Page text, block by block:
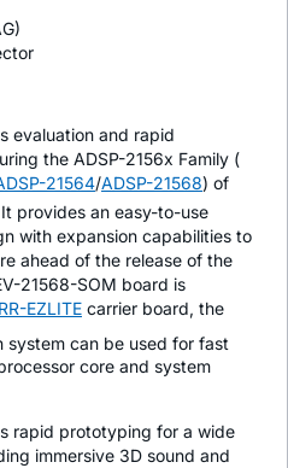
evaluation and rapid
the ADSP-2156x Family (
21564/ADSP-21568) of
provides an easy-to-use
with expansion capabilities to
ahead of the release of the
21568-SOM board is
EZLITE carrier board, the
system can be used for fast
core and system
rapid prototyping for a wide
immersive 3D sound and